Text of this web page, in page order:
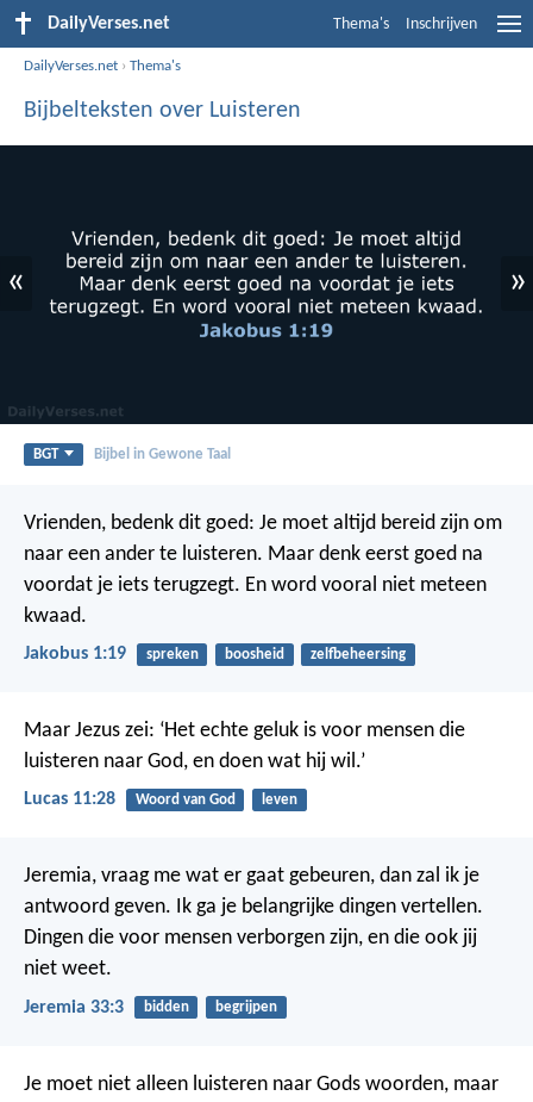
DailyVerses.net Thema's Inschrijven
DailyVerses.net ›Thema's
Bijbelteksten over Luisteren
« »
BGT Bijbel in Gewone Taal
Vrienden, bedenk dit goed: Je moet altijd bereid zijn om
naar een ander te luisteren. Maar denk eerst goed na
voordat je iets terugzegt. En word vooral niet meteen
kwaad.
Jakobus 1:19 spreken boosheid zelfbeheersing
Maar Jezus zei: ‘Het echte geluk is voor mensen die
luisteren naar God, en doen wat hij wil.’
Lucas 11:28 Woord van God leven
Jeremia, vraag me wat er gaat gebeuren, dan zal ik je
antwoord geven. Ik ga je belangrijke dingen vertellen.
Dingen die voor mensen verborgen zijn, en die ook jij
niet weet.
Jeremia 33:3 bidden begrijpen
Je moet niet alleen luisteren naar Gods woorden, maar